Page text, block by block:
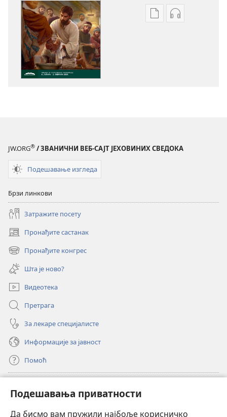
Подешавања приватности
Да бисмо вам пружили најбоље корисничко
ФорматиФормати
JW.ORG® / ЗВАНИЧНИ ВЕБ-САЈТ ЈЕХОВИНИХ СВЕДОКА
Подешавање изгледа
Брзи линкови
Затражите посету
Пронађите састанак
(отвара
нови
прозор)
Пронађите конгрес
(отвара
нови
прозор)
Шта је ново?
Видеотека
Претрага
За лекаре специјалисте
Информације за јавност
Помоћ
(отвара
нови
прозор)ОНЛАЈН БИБЛИОТЕКА Watchtower